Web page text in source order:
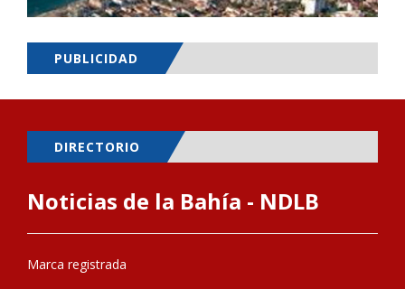
PUBLICIDAD
DIRECTORIO
Noticias de la Bahía - NDLB
Marca registrada